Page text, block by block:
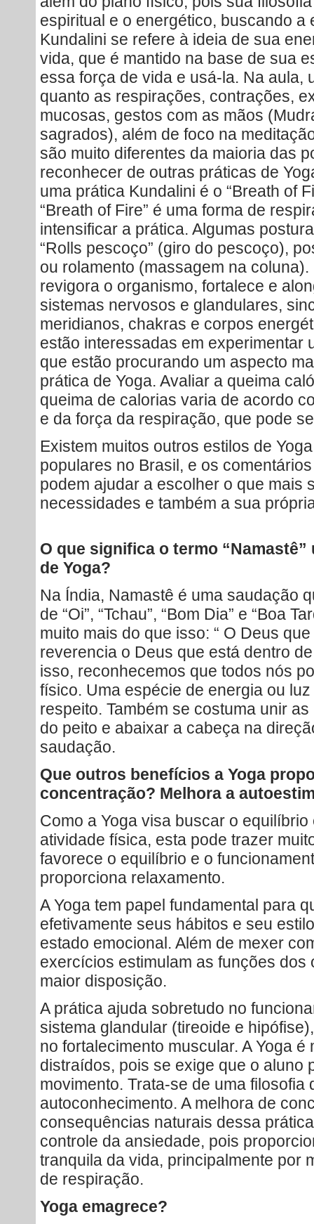
espiritual e o energético, buscando
Kundalini se refere à ideia de sua
vida, que é mantido na base de sua
essa força de vida e usá-la. Na aula,
quanto as respirações, contrações,
mucosas, gestos com as mãos
sagrados), além de foco na
são muito diferentes da maioria das
reconhecer de outras práticas de
uma prática Kundalini é o “Breath of
“Breath of Fire” é uma forma de
intensificar a prática. Algumas
“Rolls pescoço” (giro do pescoço),
ou rolamento (massagem na
revigora o organismo, fortalece e
sistemas nervosos e glandulares,
meridianos, chakras e corpos
estão interessadas em experimentar
que estão procurando um aspecto
prática de Yoga. Avaliar a queima
queima de calorias varia de acordo
e da força da respiração, que pode
Existem muitos outros estilos de
populares no Brasil, e os
podem ajudar a escolher o que mais
necessidades e também a sua
O que significa o termo
de Yoga?
Na Índia, Namastê é uma saudação
de “Oi”, “Tchau”, “Bom Dia” e “Boa
muito mais do que isso: “ O Deus
reverencia o Deus que está dentro
isso, reconhecemos que todos nós
físico. Uma espécie de energia ou
respeito. Também se costuma unir
do peito e abaixar a cabeça na
saudação.
Que outros benefícios a Yoga
concentração? Melhora a
Como a Yoga visa buscar o
atividade física, esta pode trazer
favorece o equilíbrio e o
proporciona relaxamento.
A Yoga tem papel fundamental para
efetivamente seus hábitos e seu
estado emocional. Além de mexer
exercícios estimulam as funções dos
maior disposição.
A prática ajuda sobretudo no
sistema glandular (tireoide e
no fortalecimento muscular. A Yoga
distraídos, pois se exige que o aluno
movimento. Trata-se de uma filosofia
autoconhecimento. A melhora de
consequências naturais dessa
controle da ansiedade, pois
tranquila da vida, principalmente por
de respiração.
Yoga emagrece?